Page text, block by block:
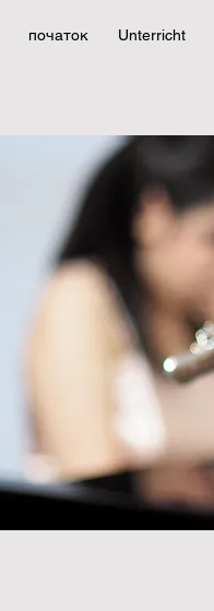
початок Unterricht